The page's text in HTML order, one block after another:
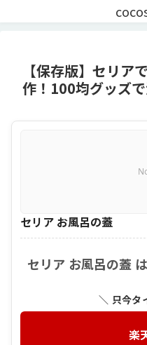
【保存版】セリア
作！100均グッズ
セリア お風呂の蓋
セリア お風呂の蓋
＼ 只今タ
楽